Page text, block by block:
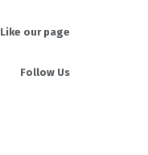
Like our page
Follow Us